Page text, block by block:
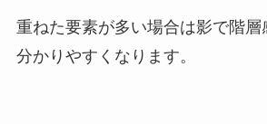
重ねた要素が多い場合は影で階層
分かりやすくなります。